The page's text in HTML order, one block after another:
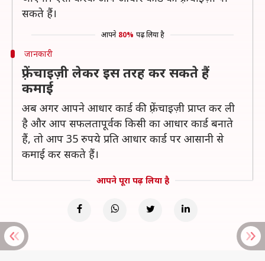
सकते हैं।
आपने 80% पढ़ लिया है
जानकारी
फ़्रेंचाइज़ी लेकर इस तरह कर सकते हैं
कमाई
अब अगर आपने आधार कार्ड की फ़्रेंचाइज़ी प्राप्त कर ली
है और आप सफलतापूर्वक किसी का आधार कार्ड बनाते
हैं, तो आप 35 रुपये प्रति आधार कार्ड पर आसानी से
कमाई कर सकते हैं।
आपने पूरा पढ़ लिया है